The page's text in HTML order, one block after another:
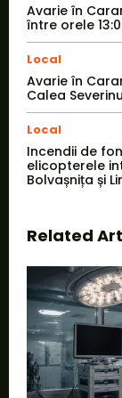
Avarie în
între orele
Local
Avarie în
Calea
Local
Incendii de
elicopterele
Bolvașnița și
Related